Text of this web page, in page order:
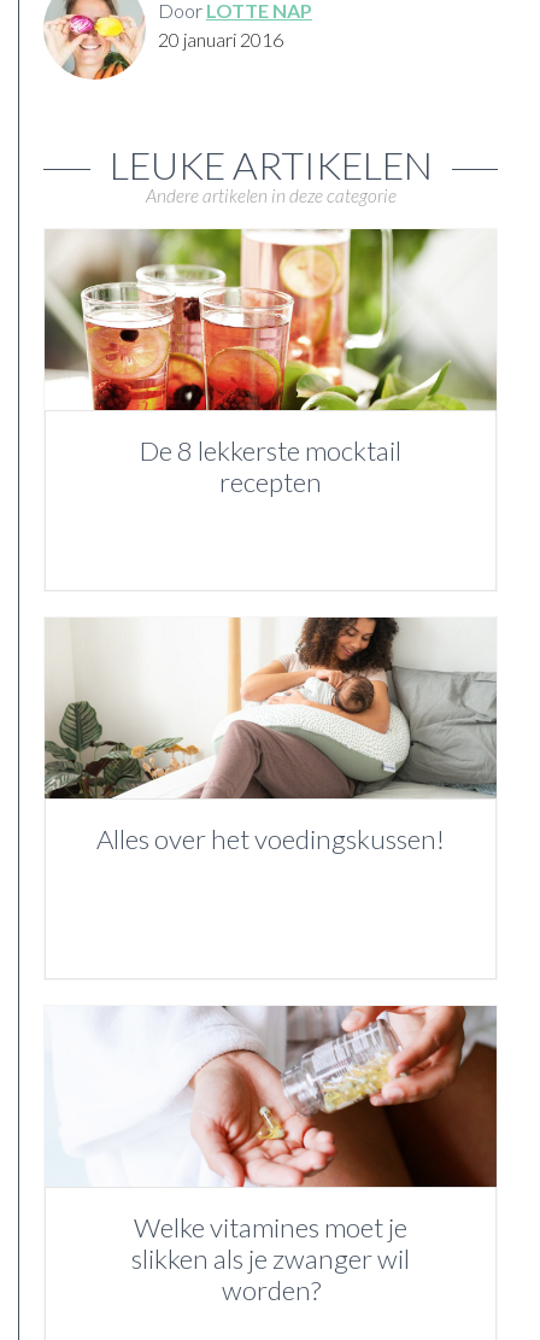
Door LOTTE NAP
20 januari 2016
LEUKE ARTIKELEN
Andere artikelen in deze categorie
De 8 lekkerste mocktail
recepten
Alles over het voedingskussen!
Welke vitamines moet je
slikken als je zwanger wil
worden?